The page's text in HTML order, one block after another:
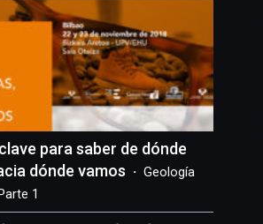
para saber de dónde
dónde vamos
Geología
1